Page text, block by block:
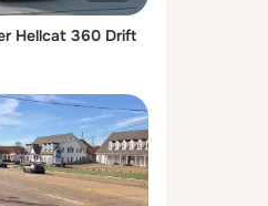
Hellcat 360 Drift